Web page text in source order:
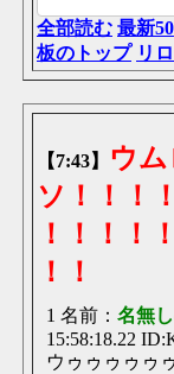
全部読む 最新50
板のトップ リ
【7:43】
ウ
ソ！！！
！！！！
！！
1 名前： 名無
15:58:18.22
ウゥゥゥゥゥ